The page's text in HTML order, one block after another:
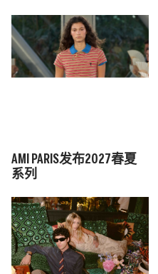
AMI PARIS发布2027春夏
系列